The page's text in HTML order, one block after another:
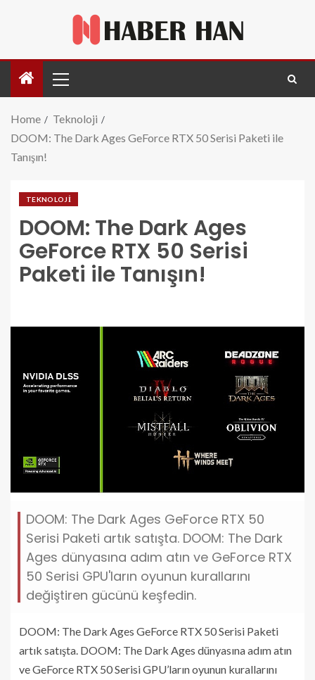
Home
Teknoloji
DOOM: The Dark Ages GeForce RTX 50 Serisi Paketi ile
Tanışın!
TEKNOLOJI
DOOM: The Dark Ages
GeForce RTX 50 Serisi
Paketi ile Tanışın!
DOOM: The Dark Ages GeForce RTX 50
Serisi Paketi artık satışta. DOOM: The Dark
Ages dünyasına adım atın ve GeForce RTX
50 Serisi GPU'ların oyunun kurallarını
değiştiren gücünü keşfedin.
DOOM: The Dark Ages GeForce RTX 50 Serisi Paketi
artık satışta. DOOM: The Dark Ages dünyasına adım atın
ve GeForce RTX 50 Serisi GPU’ların oyunun kurallarını